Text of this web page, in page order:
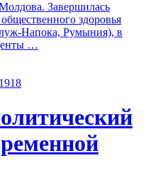
Завершилась
здоровья
Напока, Румыния), в
…